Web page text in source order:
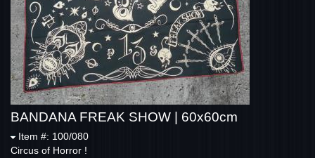
BANDANA FREAK SHOW | 60x60cm
Item #: 100/080
Circus of Horror !